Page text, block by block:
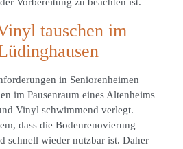
tauschen im
in Seniorenheimen
im Pausenraum eines Altenheims
Vinyl schwimmend verlegt.
dass die Bodenrenovierung
schnell wieder nutzbar ist. Daher